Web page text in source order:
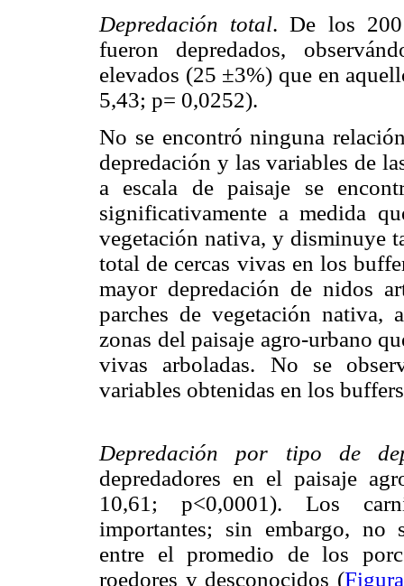
Depredación total. De los 200
fueron depredados,
elevados (25 ±3%) que en
5,43; p= 0,0252).
No se encontró ninguna
depredación y las variables de
a escala de paisaje se
significativamente a medida
vegetación nativa, y disminuye
total de cercas vivas en los
mayor depredación de nidos
parches de vegetación nativa,
zonas del paisaje agro-urbano
vivas arboladas. No se
variables obtenidas en los
Depredación por tipo de
depredadores en el paisaje
10,61; p<0,0001). Los
importantes; sin embargo, no
entre el promedio de los
roedores y desconocidos (